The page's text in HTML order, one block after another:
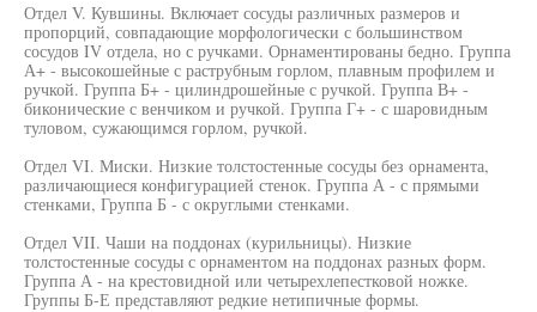
Отдел V. Кувшины. Включает сосуды различных размеров и
пропорций, совпадающие морфологически с большинством
сосудов IV отдела, но с ручками. Орнаментированы бедно. Группа
А+ - высокошейные с раструбным горлом, плавным профилем и
ручкой. Группа Б+ - цилиндрошейные с ручкой. Группа В+ -
биконические с венчиком и ручкой. Группа Г+ - с шаровидным
туловом, сужающимся горлом, ручкой.
Отдел VI. Миски. Низкие толстостенные сосуды без орнамента,
различающиеся конфигурацией стенок. Группа А - с прямыми
стенками, Группа Б - с округлыми стенками.
Отдел VII. Чаши на поддонах (курильницы). Низкие
толстостенные сосуды с орнаментом на поддонах разных форм.
Группа А - на крестовидной или четырехлепестковой ножке.
Группы Б-Е представляют редкие нетипичные формы.